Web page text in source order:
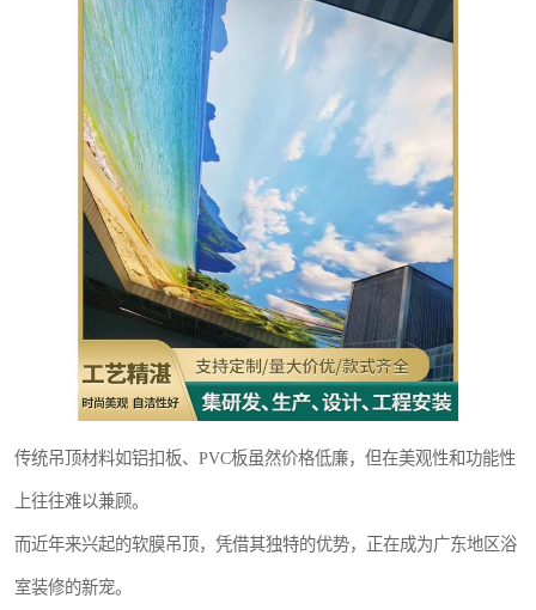
传统吊顶材料如铝扣板、PVC板虽然价格低廉，但在美观性和功能性
上往往难以兼顾。
而近年来兴起的软膜吊顶，凭借其独特的优势，正在成为广东地区浴
室装修的新宠。